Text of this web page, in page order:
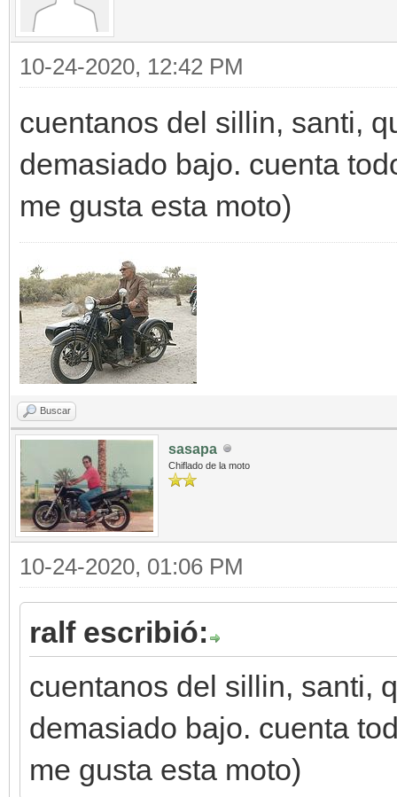
10-24-2020, 12:42 PM
cuentanos del sillin, santi,
demasiado bajo. cuenta
me gusta esta moto)
Buscar
sasapa
Chiflado de la moto
10-24-2020, 01:06 PM
ralf escribió:
cuentanos del sillin, santi,
demasiado bajo. cuenta
me gusta esta moto)